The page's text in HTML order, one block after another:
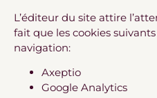
L’éditeur du site attire
fait que les cookies
navigation:
Axeptio
Google Analytics